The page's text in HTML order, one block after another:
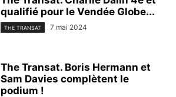
qualifié pour le Vendée Globe...
THE TRANSAT 7 mai 2024
The Transat. Boris Hermann et
Sam Davies complètent le
podium !